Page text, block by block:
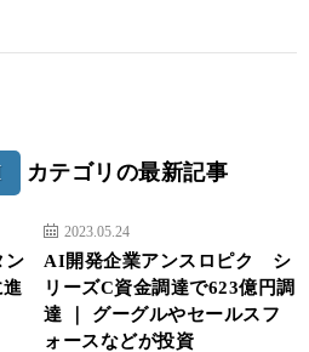
カテゴリの最新記事
ン
2023.05.24
AI開発企業アンスロピク シ
リーズC資金調達で623億円調
達 ｜ グーグルやセールスフ
ォースなどが投資